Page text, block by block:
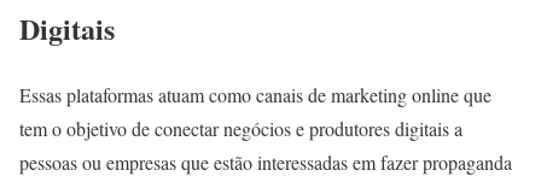
Digitais
Essas plataformas atuam como canais de marketing online que
tem o objetivo de conectar negócios e produtores digitais a
pessoas ou empresas que estão interessadas em fazer propaganda